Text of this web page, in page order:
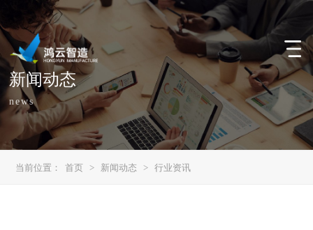
新闻动态
news
当前位置： 首页 > 新闻动态 > 行业资讯